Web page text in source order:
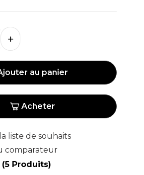
au panier
Acheter
liste de souhaits
comparateur
(5 Produits)